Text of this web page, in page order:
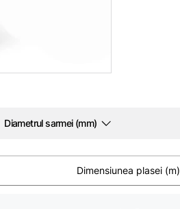
Diametrul sarmei (mm)
Dimensiunea plasei (m)